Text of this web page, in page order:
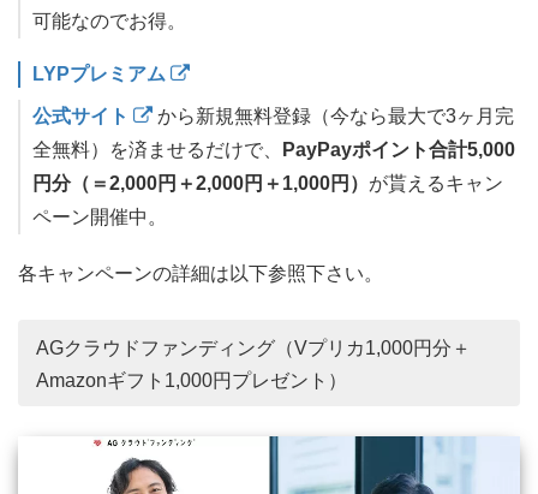
可能なのでお得。
LYPプレミアム
公式サイト
から新規無料登録（今なら最大で3ヶ月完
全無料）を済ませるだけで、
PayPayポイント合計5,000
円分（＝2,000円＋2,000円＋1,000円） が貰えるキャン
ペーン開催中。
各キャンペーンの詳細は以下参照下さい。
AGクラウドファンディング（Vプリカ1,000円分＋
Amazonギフト1,000円プレゼント）